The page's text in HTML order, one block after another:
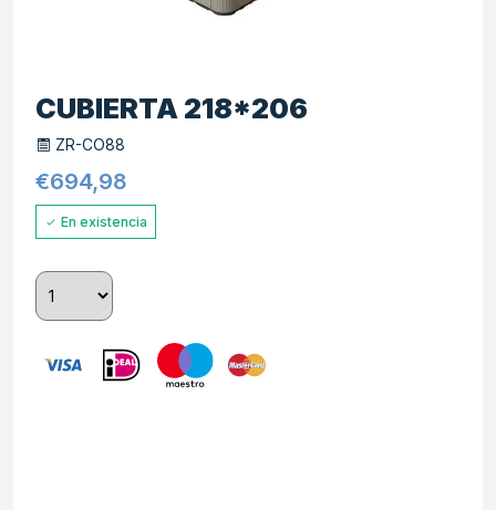
CUBIERTA 218*206
ZR-CO88
€694,98
En existencia